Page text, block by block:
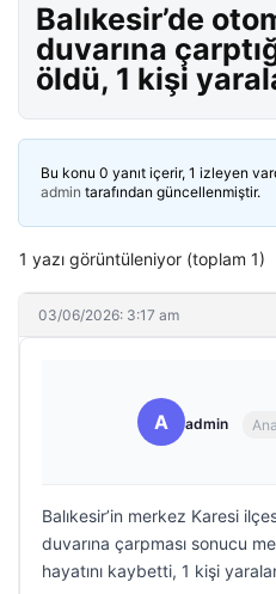
Balıkesir’de
duvarına
öldü, 1 kişi
Bu konu 0 yanıt içerir, 1 izleyen
admin tarafından güncellenmiştir.
1 yazı görüntüleniyor (toplam 1)
03/06/2026: 3:17 am
A admin
Balıkesir’in merkez Karesi
duvarına çarpması sonucu
hayatını kaybetti, 1 kişi